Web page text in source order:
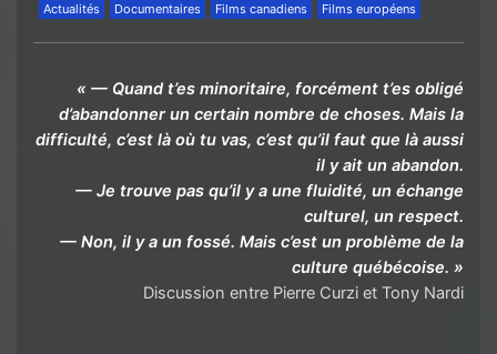
Actualités Documentaires Films canadiens Films européens
« — Quand t’es minoritaire, forcément t’es obligé
d’abandonner un certain nombre de choses. Mais la
difficulté, c’est là où tu vas, c’est qu’il faut que là aussi
il y ait un abandon.
— Je trouve pas qu’il y a une fluidité, un échange
culturel, un respect.
— Non, il y a un fossé. Mais c’est un problème de la
culture québécoise. »
Discussion entre Pierre Curzi et Tony Nardi